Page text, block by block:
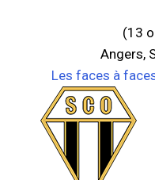
(13
Angers,
Les faces à